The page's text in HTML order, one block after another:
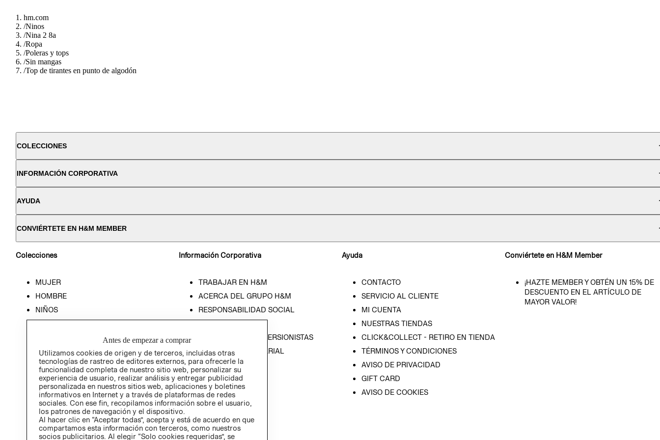
hm.com
/Ninos
/Nina 2 8a
/Ropa
/Poleras y tops
/Sin mangas
/Top de tirantes en punto de algodón
COLECCIONES
INFORMACIÓN CORPORATIVA
AYUDA
CONVIÉRTETE EN H&M MEMBER
Colecciones
MUJER
HOMBRE
NIÑOS
Información Corporativa
TRABAJAR EN H&M
ACERCA DEL GRUPO H&M
RESPONSABILIDAD SOCIAL
RELACIÓN CON INVERSIONISTAS
POLÍTICA EMPRESARIAL
Ayuda
CONTACTO
SERVICIO AL CLIENTE
MI CUENTA
NUESTRAS TIENDAS
CLICK&COLLECT - RETIRO EN TIENDA
TÉRMINOS Y CONDICIONES
AVISO DE PRIVACIDAD
GIFT CARD
AVISO DE COOKIES
Conviértete en H&M Member
¡HAZTE MEMBER Y OBTÉN UN 15% DE
DESCUENTO EN EL ARTÍCULO DE
MAYOR VALOR!
Antes de empezar a comprar
Utilizamos cookies de origen y de terceros, incluidas otras
tecnologías de rastreo de editores externos, para ofrecerle la
funcionalidad completa de nuestro sitio web, personalizar su
experiencia de usuario, realizar análisis y entregar publicidad
personalizada en nuestros sitios web, aplicaciones y boletines
informativos en Internet y a través de plataformas de redes
sociales. Con ese fin, recopilamos información sobre el usuario,
los patrones de navegación y el dispositivo.
Al hacer clic en “Aceptar todas”, acepta y está de acuerdo en que
compartamos esta información con terceros, como nuestros
socios publicitarios. Al elegir “Solo cookies requeridas”, se